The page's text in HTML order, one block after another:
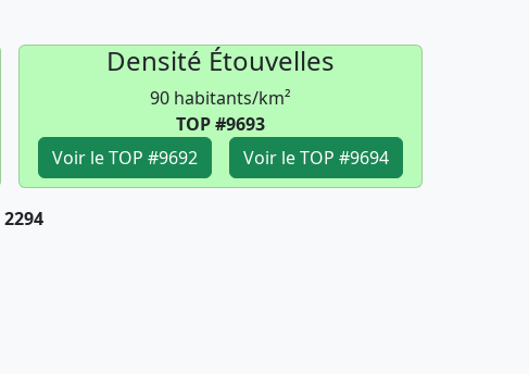
Densité Étouvelles
90 habitants/km²
TOP #9693
Voir le TOP #9692
Voir le TOP #9694
2294